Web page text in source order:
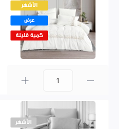
الأشهر
عرض
كمية قليلة
الأشهر